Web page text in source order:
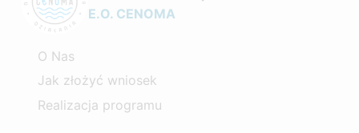
E.O. CENOMA
O Nas
Jak złożyć wniosek
Realizacja programu